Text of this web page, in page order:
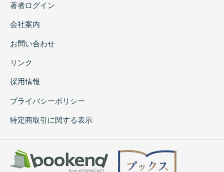
著者ログイン
会社案内
お問い合わせ
リンク
採用情報
プライバシーポリシー
特定商取引に関する表示